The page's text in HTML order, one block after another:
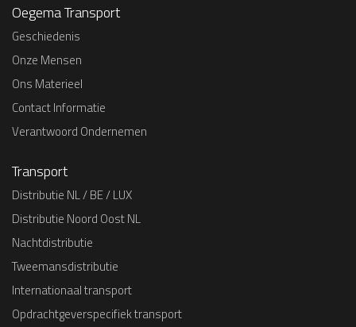
Oegema Transport
Geschiedenis
Onze Mensen
Ons Materieel
Contact Informatie
Verantwoord Ondernemen
Transport
Distributie NL / BE / LUX
Distributie Noord Oost NL
Nachtdistributie
Tweemansdistributie
Internationaal transport
Opdrachtgeverspecifiek transport